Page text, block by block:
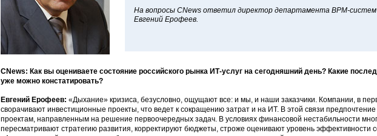
На вопросы CNews ответил директор департамента BPM-систем
Евгений Ерофеев.
CNews: Как вы оцениваете состояние российского рынка ИТ-услуг на сегодняшний день? Какие
уже можно констатировать?
Евгений Ерофеев: «Дыхание» кризиса, безусловно, ощущают все: и мы, и наши заказчики. Компании, в
сворачивают инвестиционные проекты, что ведет к сокращению затрат и на ИТ. В этой связи
проектам, направленным на решение первоочередных задач. В условиях финансовой нестабильности
пересматривают стратегию развития, корректируют бюджеты, строже оценивают уровень эффективности